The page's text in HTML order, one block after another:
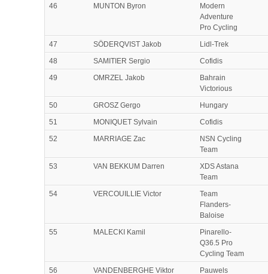
46 MUNTON Byron
Modern
Adventure
Pro Cycling
47
SÖDERQVIST Jakob
Lidl-Trek
48
SAMITIER Sergio
Cofidis
49
OMRZEL Jakob
Bahrain
Victorious
50
GROSZ Gergo
Hungary
51
MONIQUET Sylvain
Cofidis
52
MARRIAGE Zac
NSN Cycling
Team
53
VAN BEKKUM Darren
XDS Astana
Team
54
VERCOUILLIE Victor
Team
Flanders-
Baloise
55
MALECKI Kamil
Pinarello-
Q36.5 Pro
Cycling Team
56
VANDENBERGHE Viktor
Pauwels